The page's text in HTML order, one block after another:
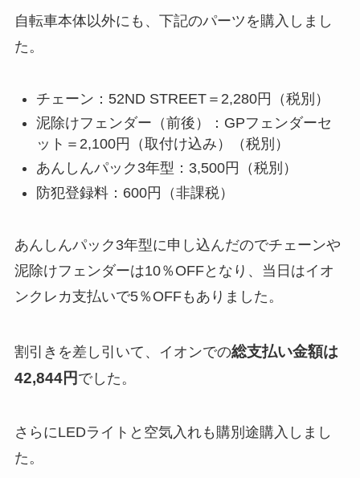
自転車本体以外にも、下記のパーツを購入しまし
た。
チェーン：52ND STREET＝2,280円（税別）
泥除けフェンダー（前後）：GPフェンダーセ
ット＝2,100円（取付け込み）（税別）
あんしんパック3年型：3,500円（税別）
防犯登録料：600円（非課税）
あんしんパック3年型に申し込んだのでチェーンや
泥除けフェンダーは10％OFFとなり、当日はイオ
ンクレカ支払いで5％OFFもありました。
割引きを差し引いて、イオンでの総支払い金額は
42,844円 でした。
さらにLEDライトと空気入れも購別途購入しまし
た。